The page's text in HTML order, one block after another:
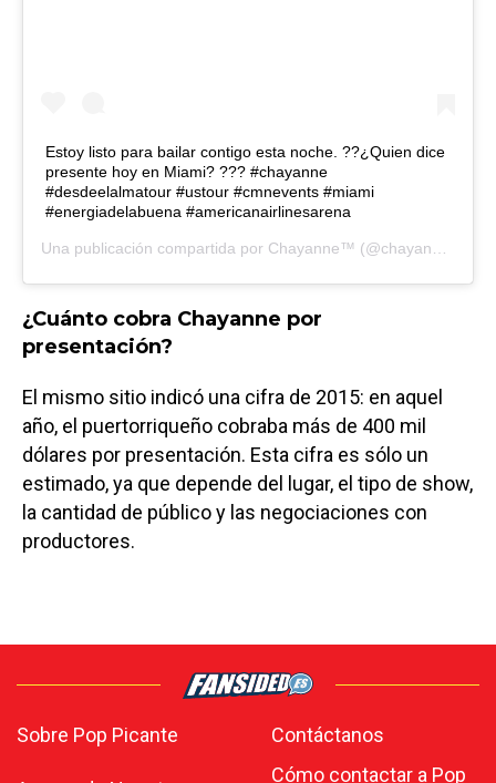
Estoy listo para bailar contigo esta noche. ??¿Quien dice
presente hoy en Miami? ??? #chayanne
#desdeelalmatour #ustour #cmnevents #miami
#energiadelabuena #americanairlinesarena
Una publicación compartida por Chayanne™ (@chayanne) el
¿Cuánto cobra Chayanne por
presentación?
El mismo sitio indicó una cifra de 2015: en aquel
año, el puertorriqueño cobraba más de 400 mil
dólares por presentación. Esta cifra es sólo un
estimado, ya que depende del lugar, el tipo de show,
la cantidad de público y las negociaciones con
productores.
Sobre Pop Picante Contáctanos
Cómo contactar a Pop